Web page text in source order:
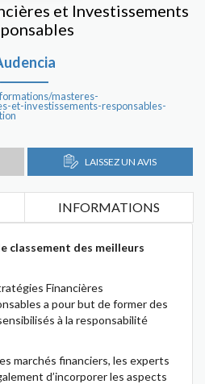
et Investissements
masteres-
et-investissements-responsables-
LAISSEZ UN AVIS
INFORMATIONS
classement des meilleurs
Financières
a pour but de former des
à la responsabilité
marchés financiers, les experts
d’incorporer les aspects